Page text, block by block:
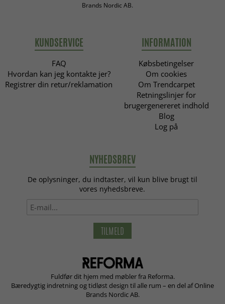
Brands Nordic AB.
KUNDSERVICE
FAQ
Hvordan kan jeg kontakte jer?
Registrer din retur/reklamation
INFORMATION
Købsbetingelser
Om cookies
Om Trendcarpet
Retningslinjer for
brugergenereret indhold
Blog
Log på
NYHEDSBREV
De oplysninger, du indtaster, vil kun blive brugt til
vores nyhedsbreve.
TILMELD
Fuldfør dit hjem med møbler fra Reforma.
Bæredygtig indretning og tidløst design til alle rum – en del af Online
Brands Nordic AB.